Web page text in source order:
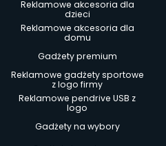
Reklamowe akcesoria dla
dzieci
Reklamowe akcesoria dla
domu
Gadżety premium
Reklamowe gadżety sportowe
z logo firmy
Reklamowe pendrive USB z
logo
Gadżety na wybory